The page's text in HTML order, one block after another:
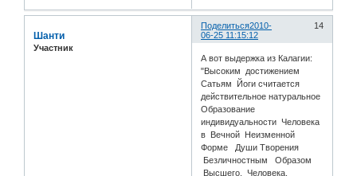
Поделиться 14
2010-
06-25 11:15:12
Шанти
Участник
А вот выдержка из Калагии:
"Высоким достижением
Сатьям Йоги считается
действительное натуральное
Образование
индивидуальности Человека
в Вечной Неизменной
Форме Души Творения
Безличностным Образом
Высшего. Человека,